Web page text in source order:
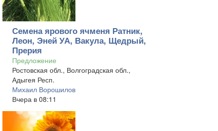
Семена ярового ячменя Ратник,
Леон, Эней УА, Вакула, Щедрый,
Прерия
Предложение
Ростовская обл., Волгоградская обл.,
Адыгея Респ.
Михаил Ворошилов
Вчера в 08:11